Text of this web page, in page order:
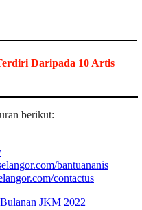
Daripada 10 Artis
berikut:
bantuananis
contactus
JKM 2022